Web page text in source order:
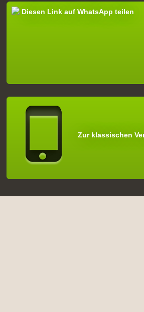
Diesen Link auf WhatsApp teilen
Zur klassischen